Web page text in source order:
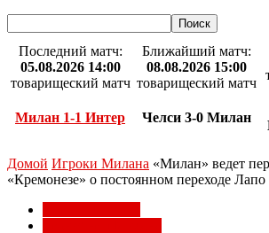
Последний матч:
05.08.2026 14:00
товарищеский матч
Милан 1-1 Интер
Ближайший матч:
08.08.2026 15:00
товарищеский матч
Челси 3-0 Милан
Домой Игроки Милана «Милан» ведет
«Кремонезе» о постоянном переходе